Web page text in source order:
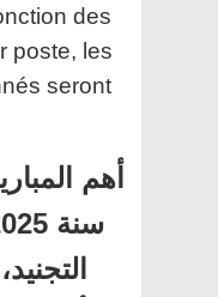
des
poste, les
seront
أهم